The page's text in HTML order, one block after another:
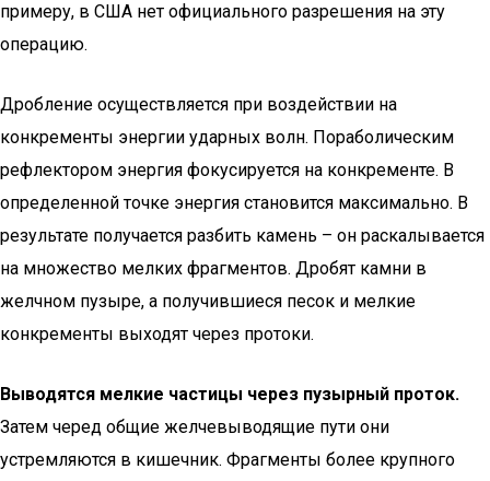
примеру, в США нет официального разрешения на эту
операцию.
Дробление осуществляется при воздействии на
конкременты энергии ударных волн. Пораболическим
рефлектором энергия фокусируется на конкременте. В
определенной точке энергия становится максимально. В
результате получается разбить камень – он раскалывается
на множество мелких фрагментов. Дробят камни в
желчном пузыре, а получившиеся песок и мелкие
конкременты выходят через протоки.
Выводятся мелкие частицы через пузырный проток.
Затем черед общие желчевыводящие пути они
устремляются в кишечник. Фрагменты более крупного